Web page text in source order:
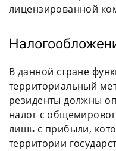
лицензированной
В данной стране
территориальный
резиденты должны
налог с
лишь с прибыли,
территории